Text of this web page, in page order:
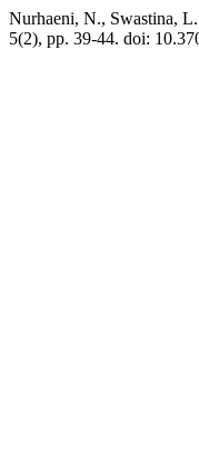
Nurhaeni, N., Swastina,
5(2), pp. 39-44. doi: